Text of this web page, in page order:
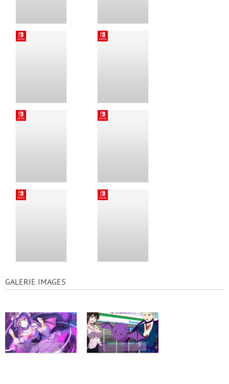
GALERIE IMAGES